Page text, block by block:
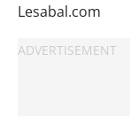
Lesabal.com